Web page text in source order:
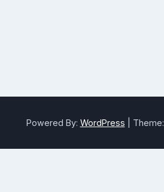
Powered By: WordPress Theme: